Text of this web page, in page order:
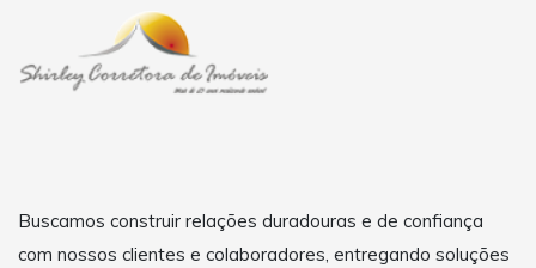
Buscamos construir relações duradouras e de confiança
com nossos clientes e colaboradores, entregando soluções